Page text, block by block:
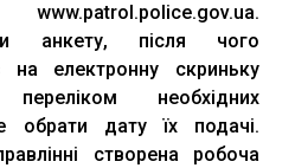
www.patrol.police.gov.ua.
анкету, після чого
на електронну скриньку
необхідних
обрати дату їх подачі.
створена робоча